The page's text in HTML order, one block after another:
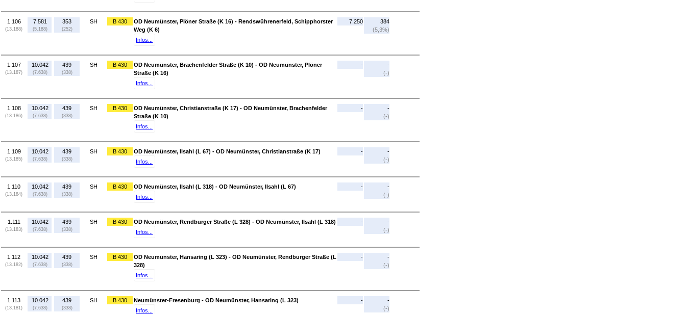
1.106
(13.188)
7.581
(5.188)
353
(252)
SH B 430
OD Neumünster, Plöner Straße (K 16) - Rendswührenerfeld, Schipphorster
Weg (K 6)
Infos...
7.250
384
(5,3%)
1.107
(13.187)
10.042
(7.638)
439
(338)
SH B 430
OD Neumünster, Brachenfelder Straße (K 10) - OD Neumünster, Plöner
Straße (K 16)
Infos...
-
-
(-)
1.108
(13.186)
10.042
(7.638)
439
(338)
SH B 430
OD Neumünster, Christianstraße (K 17) - OD Neumünster, Brachenfelder
Straße (K 10)
Infos...
-
-
(-)
1.109
(13.185)
10.042
(7.638)
439
(338)
SH B 430
OD Neumünster, Ilsahl (L 67) - OD Neumünster, Christianstraße (K 17)
Infos...
-
-
(-)
1.110
(13.184)
10.042
(7.638)
439
(338)
SH B 430
OD Neumünster, Ilsahl (L 318) - OD Neumünster, Ilsahl (L 67)
Infos...
-
-
(-)
1.111
(13.183)
10.042
(7.638)
439
(338)
SH B 430
OD Neumünster, Rendburger Straße (L 328) - OD Neumünster, Ilsahl (L 318)
Infos...
-
-
(-)
1.112
(13.182)
10.042
(7.638)
439
(338)
SH B 430
OD Neumünster, Hansaring (L 323) - OD Neumünster, Rendburger Straße (L
328)
Infos...
-
-
(-)
1.113
(13.181)
10.042
(7.638)
439
(338)
SH B 430
Neumünster-Fresenburg - OD Neumünster, Hansaring (L 323)
Infos...
-
-
(-)